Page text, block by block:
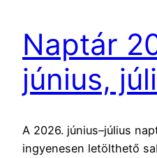
Naptár
június,
A 2026. június–július
ingyenesen letölthető